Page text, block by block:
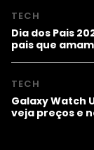
TECH
Dia dos Pais
pais que
TECH
Galaxy Watch
veja preços e